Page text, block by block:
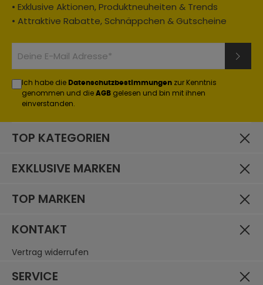
• Exklusive Aktionen, Produktneuheiten & Trends
• Attraktive Rabatte, Schnäppchen & Gutscheine
Ich habe die Datenschutzbestimmungen zur Kenntnis
genommen und die AGB gelesen und bin mit ihnen
einverstanden.
TOP KATEGORIEN
EXKLUSIVE MARKEN
TOP MARKEN
KONTAKT
Vertrag widerrufen
SERVICE